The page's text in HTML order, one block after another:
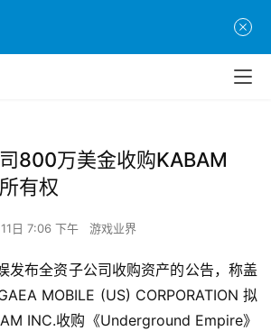
800万美金收购KABAM
有权
日 7:06 下午 游戏业界
发布全资子公司收购资产的公告，称盖
MOBILE (US) CORPORATION 拟
INC.收购《Underground Empire》